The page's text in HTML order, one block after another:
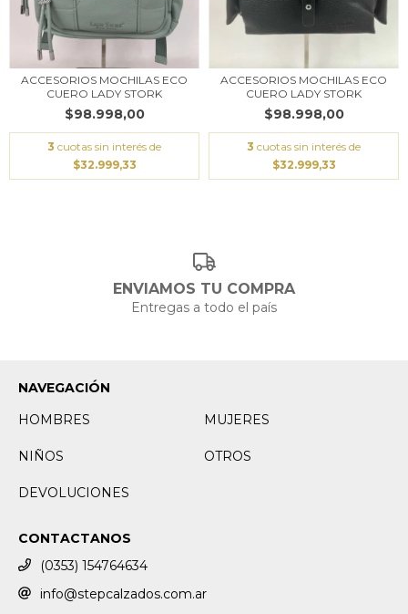
ACCESORIOS MOCHILAS ECO
CUERO LADY STORK
$98.998,00
3 cuotas sin interés de
$32.999,33
ACCESORIOS MOCHILAS ECO
CUERO LADY STORK
$98.998,00
3 cuotas sin interés de
$32.999,33
ENVIAMOS TU COMPRA
Entregas a todo el país
NAVEGACIÓN
HOMBRES
MUJERES
NIÑOS OTROS
DEVOLUCIONES
CONTACTANOS
(0353) 154764634
info@stepcalzados.com.ar